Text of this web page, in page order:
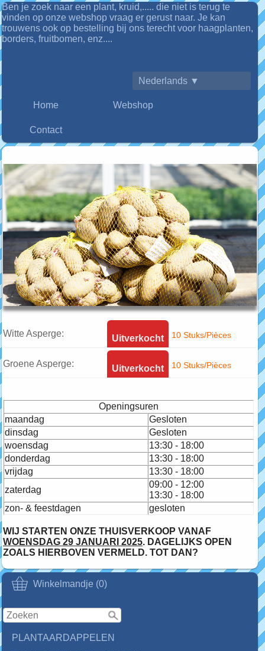
Ben je zoek naar een plant, kruid,..... die niet is terug te
vinden op onze webshop vraag er gerust naar. Je kan
trouwens ook op bestelling bij ons terecht voor haagplanten,
borders, fruitbomen, enz....
Nederlands ▼
Home Webshop
Contact
Winkelmandje (0)
PLANTAARDAPPELEN
Witte Asperge:
Argenteuil
Uitverkocht 10 Stuks/Pièces
Groene Asperge: Uitverkocht 10 Stuks/Pièces
Openingsuren
maandag
Gesloten
dinsdag
Gesloten
woensdag
13:30 - 18:00
donderdag
13:30 - 18:00
vrijdag
13:30 - 18:00
zaterdag
09:00 - 12:00
13:30 - 18:00
zon- & feestdagen
gesloten
WIJ STARTEN ONZE THUISVERKOOP VANAF
WOENSDAG 29 JANUARI 2025. DAGELIJKS OPEN
ZOALS HIERBOVEN VERMELD. TOT DAN?